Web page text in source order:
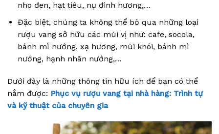
nho đen, hạt tiêu, nụ đinh hương,…
Đặc biệt, chúng ta không thể bỏ qua những loại
rượu vang sở hữu các mùi vị như: cafe, socola,
bánh mì nướng, xạ hương, mùi khói, bánh mì
nướng, hạnh nhân nướng,…
Dưới đây là những thông tin hữu ích để bạn có thể
nắm được: Phục vụ rượu vang tại nhà hàng: Trình tự
và kỹ thuật của chuyên gia